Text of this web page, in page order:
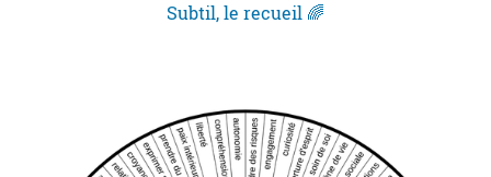
Subtil, le recueil 🌈